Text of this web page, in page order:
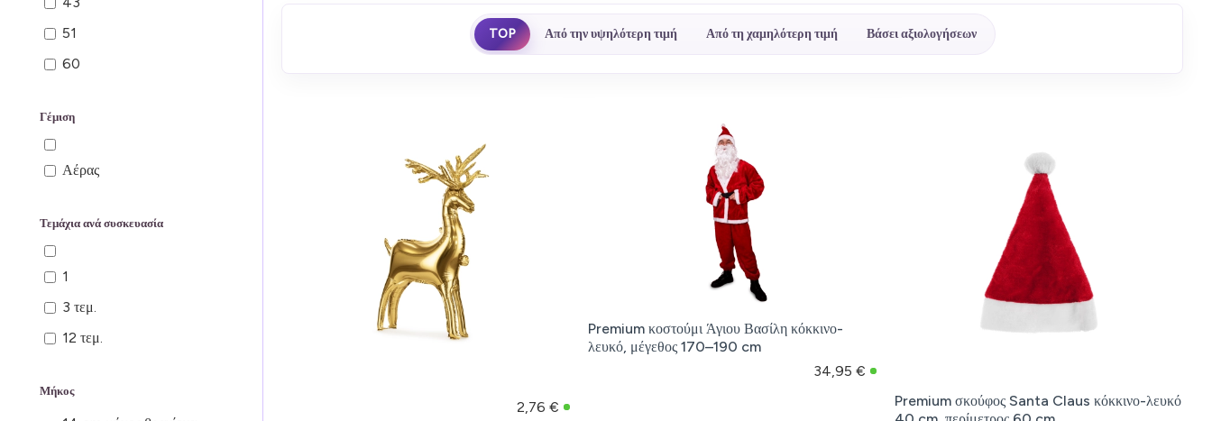
51
60
Γέμιση
Αέρας
Τεμάχια ανά συσκευασία
1
3 τεμ.
12 τεμ.
Μήκος
TOP Από την υψηλότερη τιμή Από τη χαμηλότερη τιμή Βάσει αξιολογήσεων
2,76 €
Premium κοστούμι Άγιου Βασίλη κόκκινο-
λευκό, μέγεθος 170–190 cm
34,95 €
Premium σκούφος Santa Claus κόκκινο-λευκό